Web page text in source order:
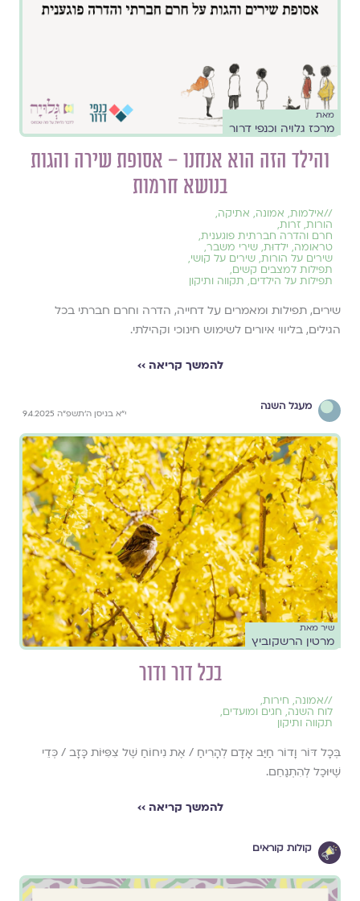
מאת
מרכז גלויה וכנפי דרור
והילד הזה הוא אנחנו – אסופת שירה והגות
בנושא חרמות
//אילמות, אמונה, אתיקה,
הורות, זרות,
חרם והדרה חברתית פוגענית,
טראומה, ילדוּת, שירי משבר,
שירים על הורות, שירים על קושי,
תפילות למצבים קשים,
תפילות על הילדים, תקווה ותיקון
שירים, תפילות ומאמרים על דחייה, הדרה וחרם חברתי בכל
הגילים, בליווי איורים לשימוש חינוכי וקהילתי.
להמשך קריאה ››
מעגל השנה
י״א בניסן ה׳תשפ״ה 9.4.2025
שיר מאת
מרטין הרשקוביץ
בכל דור ודור
//אמונה, חירות,
לוח השנה, חגים ומועדים,
תקווה ותיקון
בְּכָל דּוֹר וָדוֹר חַיַּב אָדָם לְהָרִיחַ / אֶת נִיחוֹחַ שֶׁל צִפִּיּוֹת כָּזָב / כְּדֵי
שֶׁיּוּכַל לְהִתְנַחֵם.
להמשך קריאה ››
קולות קוראים